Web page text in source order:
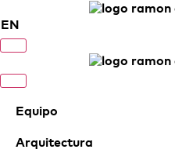
EN
Equipo
Arquitectura